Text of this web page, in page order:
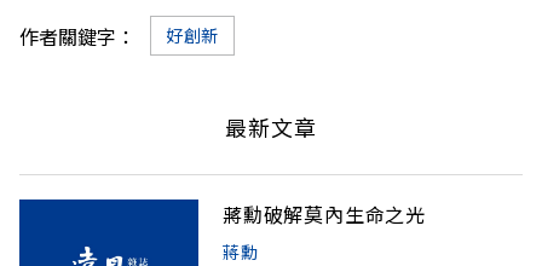
作者關鍵字： 好創新
最新文章
蔣勳破解莫內生命之光
蔣勳